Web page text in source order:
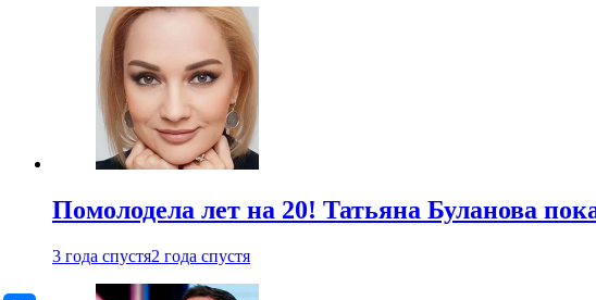
Помолодела лет на 20! Татьяна Буланова
3 года спустя2 года спустя